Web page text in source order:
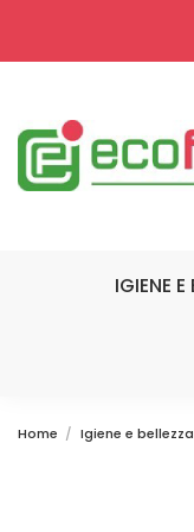
IGIENE E
Home Igiene e bellezza